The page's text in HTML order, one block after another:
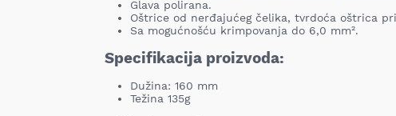
Glava polirana.
Oštrice od nerđajućeg čelika, tvrdoća oštrica
Sa mogućnošću krimpovanja do 6,0 mm².
Specifikacija proizvoda:
Dužina: 160 mm
Težina 135g